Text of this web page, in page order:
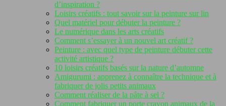
d’inspiration ?
Loisirs créatifs : tout savoir sur la peinture sur lin
Quel matériel pour débuter la peinture ?
Le numérique dans les arts créatifs
Comment s’essayer à un nouvel art créatif ?
Peinture : avec quel type de peinture débuter cette
activité artistique ?
10 loisirs créatifs basés sur la nature d’automne
Amigurumi : apprenez à connaître la technique et à
fabriquer de jolis petits animaux
Comment réaliser de la pâte à sel ?
Comment fabriquer un porte crayon animaux de la